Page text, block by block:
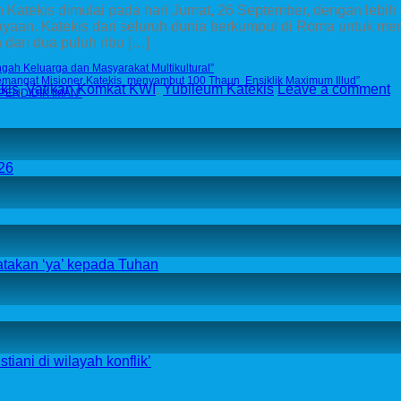
Keluarga dan Masyarakat Multikultural”
Misioner Katekis menyambut 100 Thaun Ensiklik Maximum Illud”
IMAN”
dimulai pada hari Jumat, 26 September, dengan
Katekis dari seluruh dunia berkumpul di Roma untuk
dari dua puluh ribu […]
,Vatikan Komkat KWI,Yubileum Katekis Leave a comment
‘ya’ kepada Tuhan
di wilayah konflik’